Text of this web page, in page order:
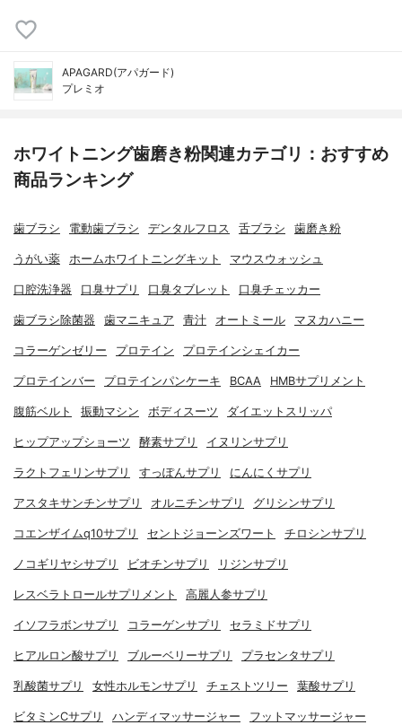
APAGARD(アパガード)
プレミオ
ホワイトニング歯磨き粉関連カテゴリ：おすすめ
商品ランキング
歯ブラシ 電動歯ブラシ デンタルフロス 舌ブラシ 歯磨き粉
うがい薬 ホームホワイトニングキット マウスウォッシュ
口腔洗浄器 口臭サプリ 口臭タブレット 口臭チェッカー
歯ブラシ除菌器 歯マニキュア 青汁 オートミール マヌカハニー
コラーゲンゼリー プロテイン プロテインシェイカー
プロテインバー プロテインパンケーキ BCAA HMBサプリメント
腹筋ベルト 振動マシン ボディスーツ ダイエットスリッパ
ヒップアップショーツ 酵素サプリ イヌリンサプリ
ラクトフェリンサプリ すっぽんサプリ にんにくサプリ
アスタキサンチンサプリ オルニチンサプリ グリシンサプリ
コエンザイムq10サプリ セントジョーンズワート チロシンサプリ
ノコギリヤシサプリ ビオチンサプリ リジンサプリ
レスベラトロールサプリメント 高麗人参サプリ
イソフラボンサプリ コラーゲンサプリ セラミドサプリ
ヒアルロン酸サプリ ブルーベリーサプリ プラセンタサプリ
乳酸菌サプリ 女性ホルモンサプリ チェストツリー 葉酸サプリ
ビタミンCサプリ ハンディマッサージャー フットマッサージャー